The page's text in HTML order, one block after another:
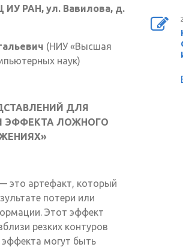
ИУ РАН, ул. Вавилова, д.
(НИУ «Высшая
наук)
ДЛЯ
ЭФФЕКТА ЛОЖНОГО
это артефакт, который
потери или
Этот эффект
резких контуров
могут быть